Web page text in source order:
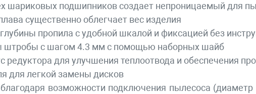
шариковых подшипников создает непроницаемый для
существенно облегчает вес изделия
пропила с удобной шкалой и фиксацией без
штробы с шагом 4.3 мм с помощью наборных шайб
редуктора для улучшения теплоотвода и обеспечения
для легкой замены дисков
возможности подключения пылесоса